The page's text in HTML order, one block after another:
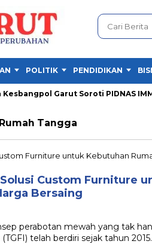
POLITIK PENDIDIKAN
Garut Soroti PIDNAS IMM,
Tangga
Custom Furniture
Bersaing
perabotan mewah yang tak
telah berdiri sejak tahun